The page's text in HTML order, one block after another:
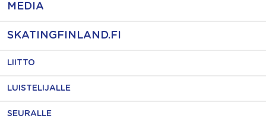
MEDIA
SKATINGFINLAND.FI
LIITTO
LUISTELIJALLE
SEURALLE